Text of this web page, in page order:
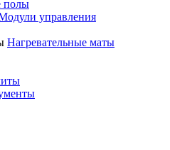
полы
управления
Нагревательные маты